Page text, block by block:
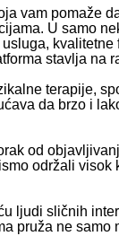
vam pomaže
U samo
kvalitetne
stavlja na
terapije,
da brzo i
od
održali visok
ljudi sličnih
pruža ne samo